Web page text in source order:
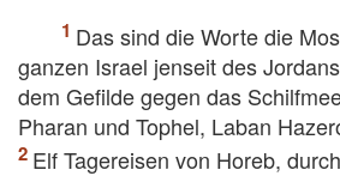
Das sind die Worte die
ganzen Israel jenseit des
dem Gefilde gegen das
Pharan und Tophel, Laban
Elf Tagereisen von Horeb,